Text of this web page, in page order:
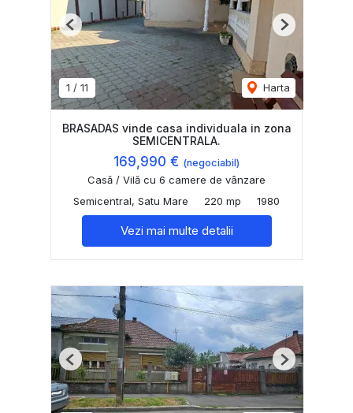
1 / 11 Harta
Previous Next
BRASADAS vinde casa individuala in zona
SEMICENTRALA.
169,990 € (negociabil)
Casă / Vilă cu 6 camere de vânzare
Semicentral, Satu Mare
220 mp 1980
Vezi mai multe detalii
Previous Next